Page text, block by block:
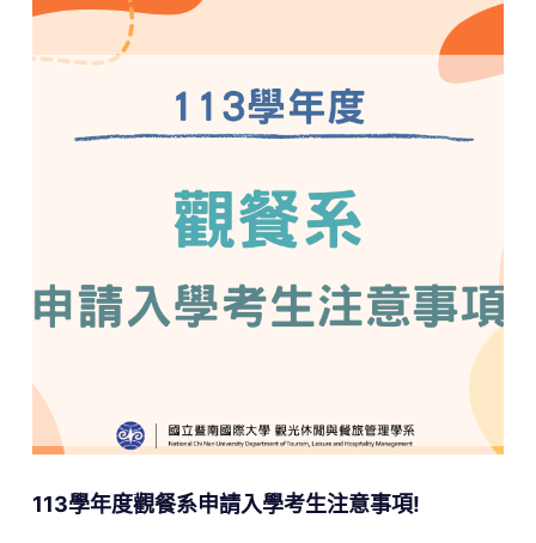
113學年度觀餐系申請入學考生注意事項!